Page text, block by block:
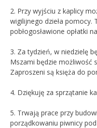
2. Przy wyjściu z kaplicy
wigilijnego dzieła pomocy.
pobłogosławione opłatki
3. Za tydzień, w niedzielę
Mszami będzie możliwość
Zaproszeni są księża do
4. Dziękuję za sprzątanie
5. Trwają prace przy
porządkowaniu piwnicy